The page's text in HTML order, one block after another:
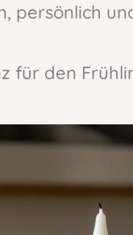
persönlich
für den